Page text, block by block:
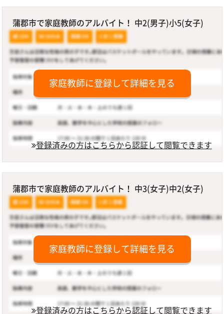
蒲郡市で家庭教師のアルバイト！ 中2(男子)小5(女子)
家庭教師に登録して詳細を見る
登録済みの方はこちらから認証して閲覧できます
蒲郡市で家庭教師のアルバイト！ 中3(女子)中2(女子)
家庭教師に登録して詳細を見る
登録済みの方はこちらから認証して閲覧できます